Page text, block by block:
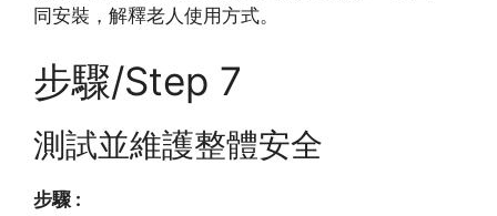
同安裝，解釋老人使用方式。
步驟/Step 7
測試並維護整體安全
步驟 :